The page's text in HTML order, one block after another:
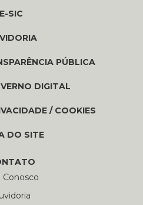
E-SIC
PÚBLICA
DIGITAL
/ COOKIES
DO SITE
Conosco